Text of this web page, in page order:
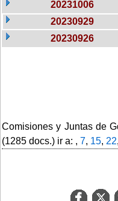
20231006
20230929
20230926
Comisiones y Juntas de
(1285 docs.) ir a: , 7, 15, 22,